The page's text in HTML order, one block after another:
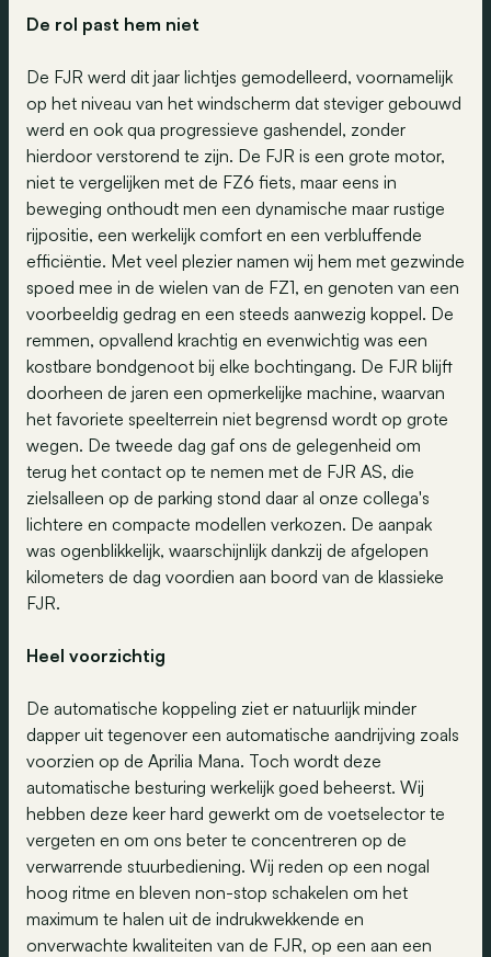
De rol past hem niet
De FJR werd dit jaar lichtjes gemodelleerd, voornamelijk
op het niveau van het windscherm dat steviger gebouwd
werd en ook qua progressieve gashendel, zonder
hierdoor verstorend te zijn. De FJR is een grote motor,
niet te vergelijken met de FZ6 fiets, maar eens in
beweging onthoudt men een dynamische maar rustige
rijpositie, een werkelijk comfort en een verbluffende
efficiëntie. Met veel plezier namen wij hem met gezwinde
spoed mee in de wielen van de FZ1, en genoten van een
voorbeeldig gedrag en een steeds aanwezig koppel. De
remmen, opvallend krachtig en evenwichtig was een
kostbare bondgenoot bij elke bochtingang. De FJR blijft
doorheen de jaren een opmerkelijke machine, waarvan
het favoriete speelterrein niet begrensd wordt op grote
wegen. De tweede dag gaf ons de gelegenheid om
terug het contact op te nemen met de FJR AS, die
zielsalleen op de parking stond daar al onze collega's
lichtere en compacte modellen verkozen. De aanpak
was ogenblikkelijk, waarschijnlijk dankzij de afgelopen
kilometers de dag voordien aan boord van de klassieke
FJR.
Heel voorzichtig
De automatische koppeling ziet er natuurlijk minder
dapper uit tegenover een automatische aandrijving zoals
voorzien op de Aprilia Mana. Toch wordt deze
automatische besturing werkelijk goed beheerst. Wij
hebben deze keer hard gewerkt om de voetselector te
vergeten en om ons beter te concentreren op de
verwarrende stuurbediening. Wij reden op een nogal
hoog ritme en bleven non-stop schakelen om het
maximum te halen uit de indrukwekkende en
onverwachte kwaliteiten van de FJR, op een aan een